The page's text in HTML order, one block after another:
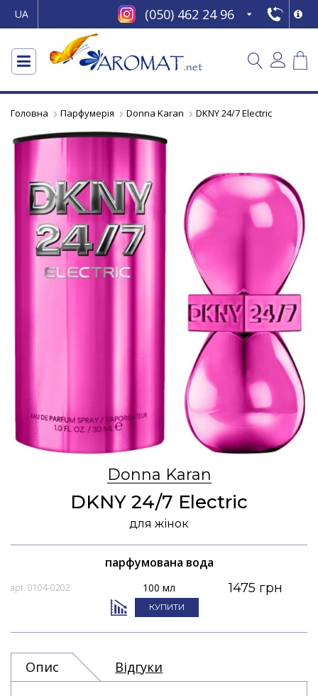
UA (050) 462 24 96
Головна Парфумерія Donna Karan DKNY 24/7 Electric
Donna Karan
DKNY 24/7 Electric
для жінок
парфумована вода
арт. 0104-0202 100 мл 1475 грн
КУПИТИ
Опис Відгуки